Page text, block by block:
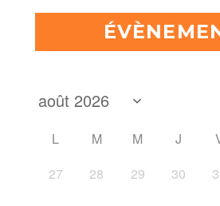
L M M J
27
28 29 30